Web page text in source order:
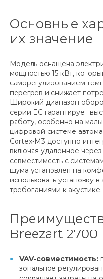
Основные
их значение
Модель оснащена
мощностью 15 кВт,
саморегулированием
перегрев и снижает
Широкий диапазон
серии EC гарантирует
работу, особенно на
цифровой системе
Cortex-M3 доступно
включая удаленное
совместимость с
шума установлен на
использовать установку
требованиями к акустике.
Breezart 2700
VAV-совместимость:
зональное